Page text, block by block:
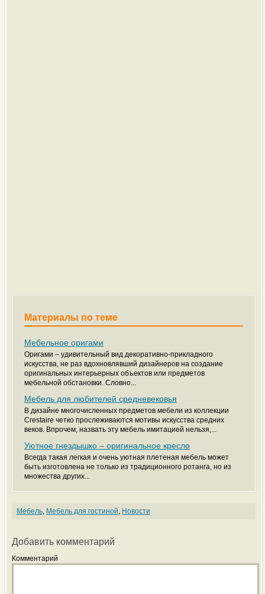
Материалы по теме
Мебельное оригами
Оригами – удивительный вид декоративно-прикладного
искусства, не раз вдохновлявший дизайнеров на создание
оригинальных интерьерных объектов или предметов
мебельной обстановки. Словно...
Мебель для любителей средневековья
В дизайне многочисленных предметов мебели из коллекции
Crestaire четко прослеживаются мотивы искусства средних
веков. Впрочем, назвать эту мебель имитацией нельзя,...
Уютное гнездышко – оригинальное кресло
Всегда такая легкая и очень уютная плетеная мебель может
быть изготовлена не только из традиционного ротанга, но из
множества других...
Мебель, Мебель для гостиной, Новости
Добавить комментарий
Комментарий